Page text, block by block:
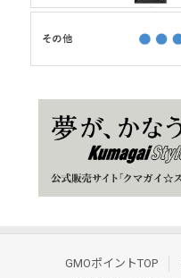
GMOポイントTOP